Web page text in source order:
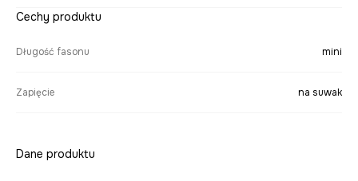
Cechy produktu
Długość fasonu mini
Zapięcie na suwak
Dane produktu